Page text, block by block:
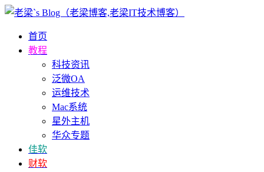
首页
教程
科技资讯
泛微OA
运维技术
Mac系统
星外主机
华众专题
佳软
财软